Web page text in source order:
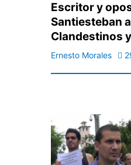
Escritor y
Santiesteban
Clandestinos
Ernesto Morales